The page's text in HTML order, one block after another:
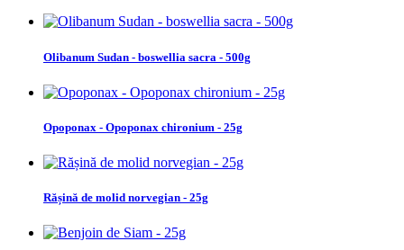
Olibanum Sudan - boswellia sacra - 500g
Opoponax - Opoponax chironium - 25g
Rășină de molid norvegian - 25g